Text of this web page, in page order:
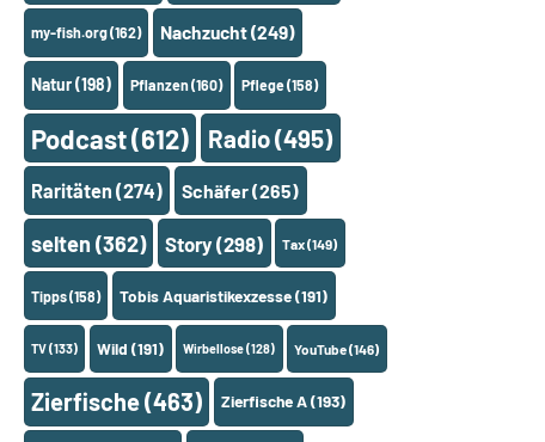
my-fish.org(162) Nachzucht(249)
Natur(198) Pflanzen(160) Pflege(158)
Podcast(612) Radio(495)
Raritäten (274) Schäfer(265)
selten (362) Story (298) Tax(149)
Tipps(158) Tobis Aquaristikexzesse(191)
TV(133) Wild (191) Wirbellose(128) YouTube(146)
Zierfische(463) Zierfische A(193)